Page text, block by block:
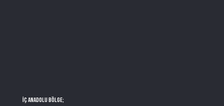
İç Anadolu Bölge;